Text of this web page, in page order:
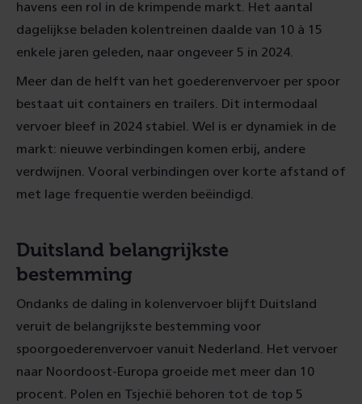
havens een rol in de krimpende markt. Het aantal
dagelijkse beladen kolentreinen daalde van 10 à 15
enkele jaren geleden, naar ongeveer 5 in 2024.
Meer dan de helft van het goederenvervoer per spoor
bestaat uit containers en trailers. Dit intermodaal
vervoer bleef in 2024 stabiel. Wel is er dynamiek in de
markt: nieuwe verbindingen komen erbij, andere
verdwijnen. Vooral verbindingen over korte afstand of
met lage frequentie werden beëindigd.
Duitsland belangrijkste
bestemming
Ondanks de daling in kolenvervoer blijft Duitsland
veruit de belangrijkste bestemming voor
spoorgoederenvervoer vanuit Nederland. Het vervoer
naar Noordoost-Europa groeide met meer dan 10
procent. Polen en Tsjechië behoren tot de top 5